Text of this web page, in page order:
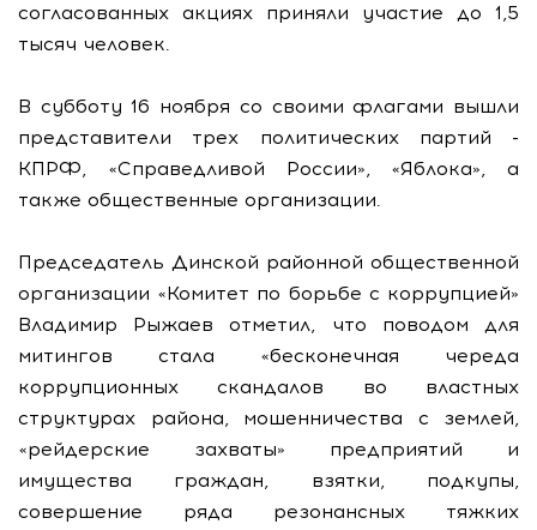
согласованных акциях приняли участие до 1,5
тысяч человек.
В субботу 16 ноября со своими флагами вышли
представители трех политических партий -
КПРФ, «Справедливой России», «Яблока», а
также общественные организации.
Председатель Динской районной общественной
организации «Комитет по борьбе с коррупцией»
Владимир Рыжаев отметил, что поводом для
митингов стала «бесконечная череда
коррупционных скандалов во властных
структурах района, мошенничества с землей,
«рейдерские захваты» предприятий и
имущества граждан, взятки, подкупы,
совершение ряда резонансных тяжких